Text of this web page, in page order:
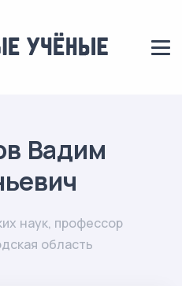
Вадим
наук, профессор
область